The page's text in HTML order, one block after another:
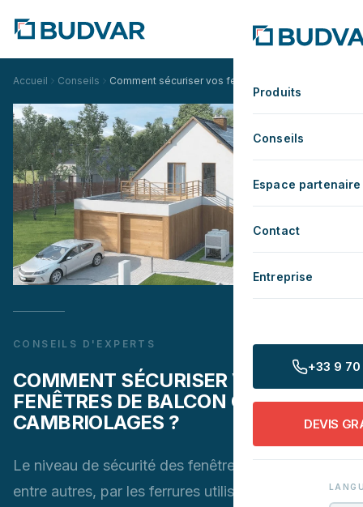
Produits
Conseils
Espace partenaire
Contact
Entreprise
+33 9 70
DEVIS
Accueil Conseils Comment sécuriser vos fenêtres de balcon contre
CONSEILS D'EXPERTS
COMMENT SÉCURISER VOS
FENÊTRES DE BALCON CONTRE LES
CAMBRIOLAGES ?
Le niveau de sécurité des fenêtres est déterminé,
entre autres, par les ferrures utilisées. En fonction